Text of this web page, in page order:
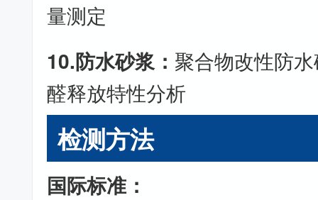
量测定
10.防水砂浆： 聚合物改性防
醛释放特性分析
检测方法
国际标准：